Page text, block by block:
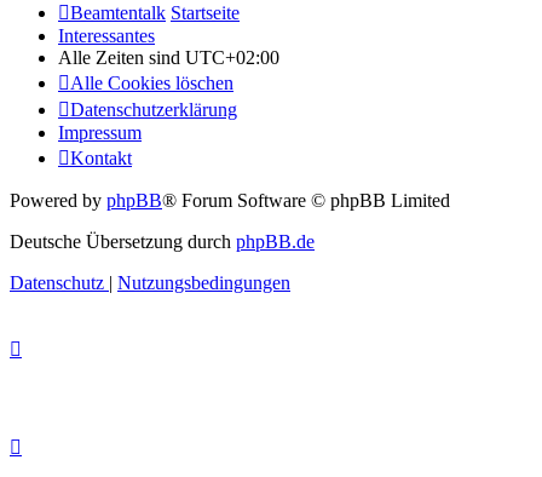
Beamtentalk Startseite
Interessantes
Alle Zeiten sind UTC+02:00
Alle Cookies löschen
Datenschutzerklärung
Impressum
Kontakt
Powered by phpBB® Forum Software © phpBB Limited
Deutsche Übersetzung durch phpBB.de
Datenschutz | Nutzungsbedingungen